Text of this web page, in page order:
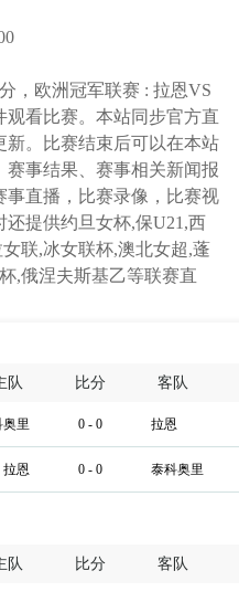
，欧洲冠军联赛 : 拉恩VS
看比赛。本站同步官方直
。比赛结束后可以在本站
事结果、赛事相关新闻报
直播，比赛录像，比赛视
提供约旦女杯,保U21,西
联,冰女联杯,澳北女超,蓬
,俄涅夫斯基乙等联赛直
队 比分 客队
奥里 0 - 0 拉恩
拉恩 0 - 0 泰科奥里
队 比分 客队